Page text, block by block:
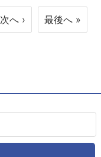
次へ › 最後へ »